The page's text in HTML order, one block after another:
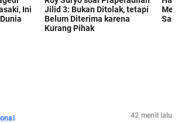
42 menit lalu